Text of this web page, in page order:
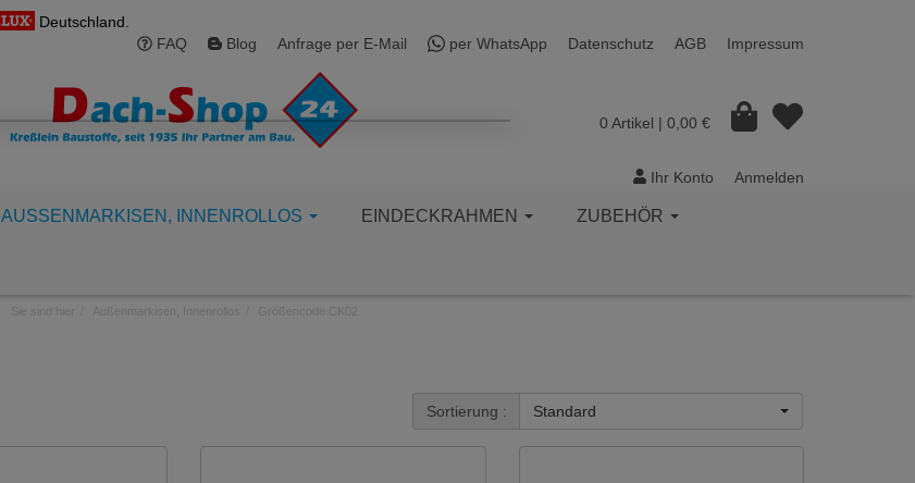
Deutschland.
FAQ
Blog Anfrage per E-Mail per WhatsApp Datenschutz AGB Impressum
0 Artikel | 0,00 €
Ihr Konto Anmelden
AUSSENMARKISEN, INNENROLLOS EINDECKRAHMEN ZUBEHÖR
Sie sind hier Außenmarkisen, Innenrollos Größencode CK02
Sortierung : Standard